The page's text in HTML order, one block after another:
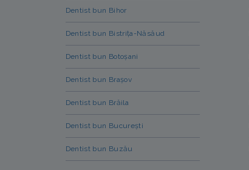
Dentist bun Bihor
Dentist bun Bistrița-Năsăud
Dentist bun Botoșani
Dentist bun Brașov
Dentist bun Brăila
Dentist bun București
Dentist bun Buzău